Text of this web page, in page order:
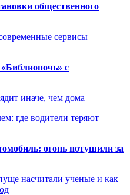
общественного
сервисы
с
иначе, чем дома
где водители теряют
огонь потушили за
насчитали ученые и как